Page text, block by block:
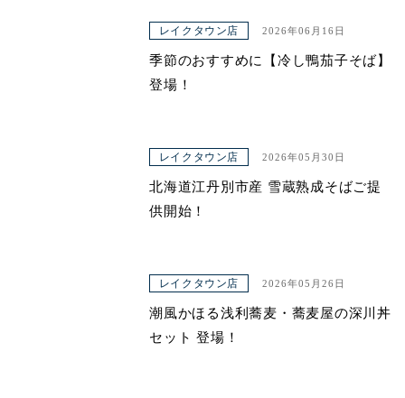
レイクタウン店 2026年06月16日
季節のおすすめに【冷し鴨茄子そば】
登場！
レイクタウン店 2026年05月30日
北海道江丹別市産 雪蔵熟成そばご提
供開始！
レイクタウン店 2026年05月26日
潮風かほる浅利蕎麦・蕎麦屋の深川丼
セット 登場！